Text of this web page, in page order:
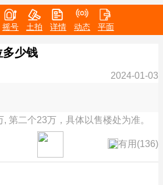
摇号 土拍 详情 动态 平面
多少钱
2024-01-03
第二个23万，具体以售楼处为准。
有用(136)